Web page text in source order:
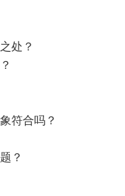
处？
符合吗？
？